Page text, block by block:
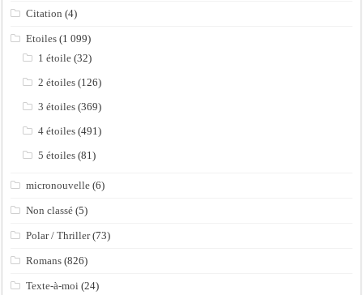
Citation (4)
Etoiles (1 099)
1 étoile (32)
2 étoiles (126)
3 étoiles (369)
4 étoiles (491)
5 étoiles (81)
micronouvelle (6)
Non classé (5)
Polar / Thriller(73)
Romans (826)
Texte-à-moi (24)